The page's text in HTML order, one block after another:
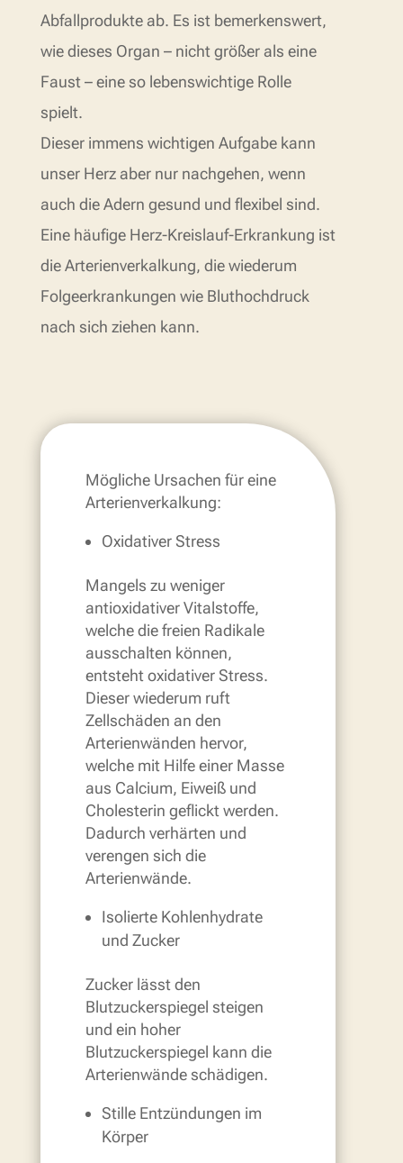
Abfallprodukte ab. Es ist bemerkenswert,
wie dieses Organ – nicht größer als eine
Faust – eine so lebenswichtige Rolle
spielt.
Dieser immens wichtigen Aufgabe kann
unser Herz aber nur nachgehen, wenn
auch die Adern gesund und flexibel sind.
Eine häufige Herz-Kreislauf-Erkrankung ist
die Arterienverkalkung, die wiederum
Folgeerkrankungen wie Bluthochdruck
nach sich ziehen kann.
Mögliche Ursachen für eine
Arterienverkalkung:
Oxidativer Stress
Mangels zu weniger
antioxidativer Vitalstoffe,
welche die freien Radikale
ausschalten können,
entsteht oxidativer Stress.
Dieser wiederum ruft
Zellschäden an den
Arterienwänden hervor,
welche mit Hilfe einer Masse
aus Calcium, Eiweiß und
Cholesterin geflickt werden.
Dadurch verhärten und
verengen sich die
Arterienwände.
Isolierte Kohlenhydrate
und Zucker
Zucker lässt den
Blutzuckerspiegel steigen
und ein hoher
Blutzuckerspiegel kann die
Arterienwände schädigen.
Stille Entzündungen im
Körper